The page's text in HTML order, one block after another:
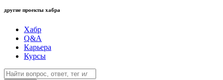
другие проекты хабра
Хабр
Q&A
Карьера
Курсы